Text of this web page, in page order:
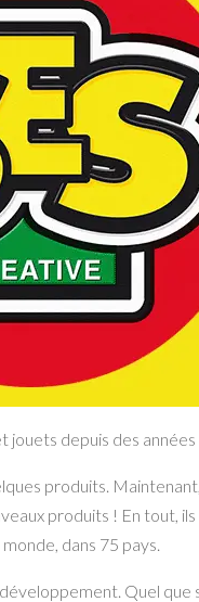
jouets depuis des années
produits.
produits ! En tout,
dans 75 pays.
Quel que